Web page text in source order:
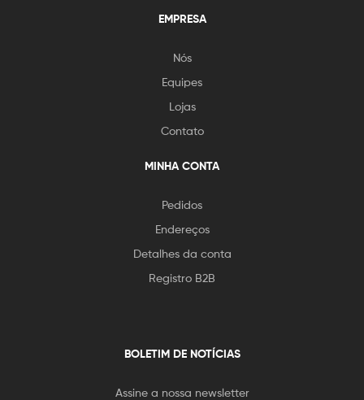
EMPRESA
Nós
Equipes
Lojas
Contato
MINHA CONTA
Pedidos
Endereços
Detalhes da conta
Registro B2B
BOLETIM DE NOTÍCIAS
Assine a nossa newsletter